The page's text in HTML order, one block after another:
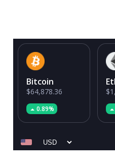
Bitcoin
$64,878.36
0.89%